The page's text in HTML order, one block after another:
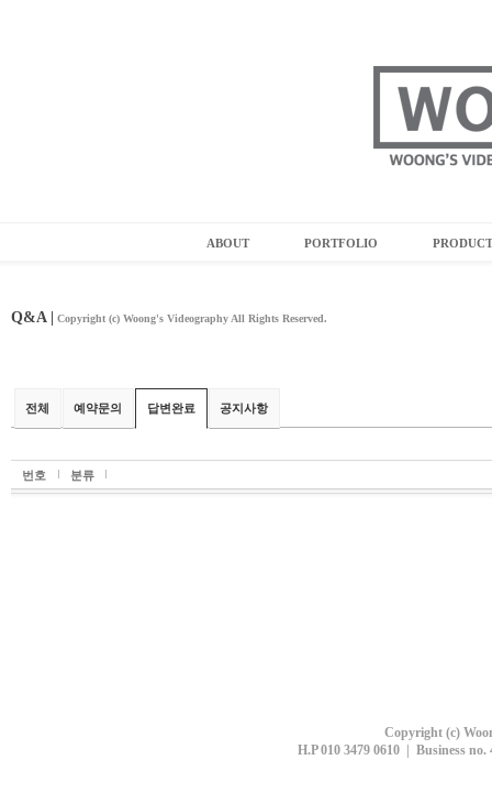
ABOUT PORTFOLIO PRODUCT
Q&A | Copyright (c) Woong's Videography All Rights Reserved.
전체 예약문의 답변완료 공지사항
번호 분류
Copyright (c)
H.P 010 3479 0610 | Business